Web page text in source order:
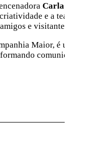
Carla Bolito
e a
e visitantes.
Maior, é um
comunidades